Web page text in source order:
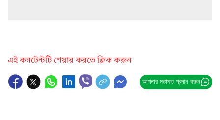
এই কনটেন্টটি শেয়ার করতে ক্লিক করুন
আপনার মতামত প্রদান করুন